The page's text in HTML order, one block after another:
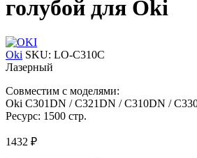
голубой для Oki
Oki SKU: LO-C310C
Лазерный
Совместим с моделями:
Oki C301DN / C321DN / C310DN /
Ресурс: 1500 стр.
1432 ₽